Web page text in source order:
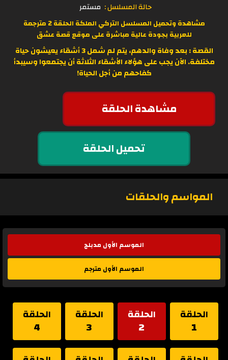
حالة المسلسل : مستمر
مشاهدة وتحميل المسلسل التركي الملكة الحلقة 2 مترجمة
للعربية بجودة عالية مباشرة على موقع قصة عشق
القصة : بعد وفاة والدهم، يتم لم شمل 3 أشقاء يعيشون حياة
مختلفة. الآن يجب على هؤلاء الأشقاء الثلاثة أن يجتمعوا وسيبدأ
كفاحهم من أجل الحياة!
مشاهدة الحلقة
تحميل الحلقة
المواسم والحلقات
الموسم الأول مدبلج
الموسم الأول مترجم
الحلقة
1
الحلقة
2
الحلقة
3
الحلقة
4